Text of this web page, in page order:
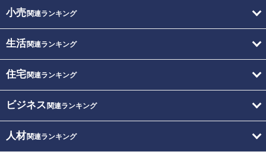
小売関連ランキング
生活関連ランキング
住宅関連ランキング
ビジネス 関連ランキング
人材関連ランキング